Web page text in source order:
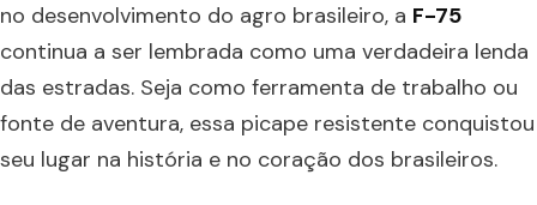
no desenvolvimento do agro brasileiro, a F-75
continua a ser lembrada como uma verdadeira lenda
das estradas. Seja como ferramenta de trabalho ou
fonte de aventura, essa picape resistente conquistou
seu lugar na história e no coração dos brasileiros.